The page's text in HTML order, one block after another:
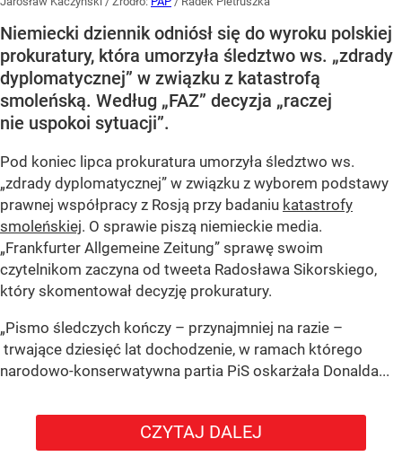
Niemiecki dziennik odniósł się do wyroku polskiej
prokuratury, która umorzyła śledztwo ws. „zdrady
dyplomatycznej” w związku z katastrofą
smoleńską. Według „FAZ” decyzja „raczej
nie uspokoi sytuacji”.
Pod koniec lipca prokuratura umorzyła śledztwo ws.
„zdrady dyplomatycznej” w związku z wyborem podstawy
prawnej współpracy z Rosją przy badaniu katastrofy
smoleńskiej. O sprawie piszą niemieckie media.
„Frankfurter Allgemeine Zeitung” sprawę swoim
czytelnikom zaczyna od tweeta Radosława Sikorskiego,
który skomentował decyzję prokuratury.
„Pismo śledczych kończy – przynajmniej na razie –
trwające dziesięć lat dochodzenie, w ramach którego
narodowo-konserwatywna partia PiS oskarżała Donalda...
CZYTAJ DALEJ